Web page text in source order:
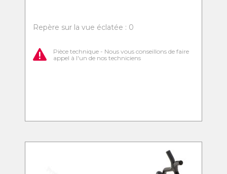
Repère sur la vue éclatée : 0
Pièce technique - Nous vous conseillons de faire
appel à l'un de nos techniciens